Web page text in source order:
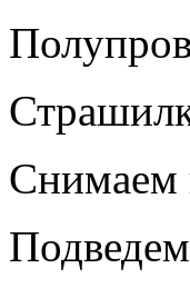
Снимаем